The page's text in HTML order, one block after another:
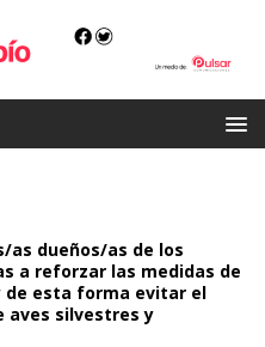
as dueños/as de los
a reforzar las medidas de
de esta forma evitar el
aves silvestres y